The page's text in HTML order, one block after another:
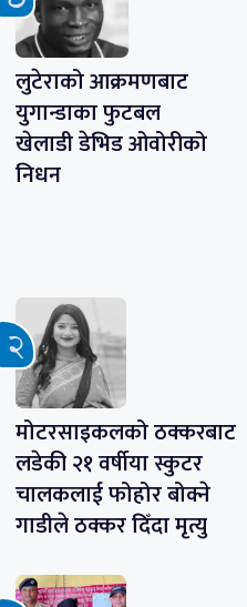
लुटेराको आक्रमणबाट
युगान्डाका फुटबल
खेलाडी डेभिड ओवोरीको
निधन
मोटरसाइकलको ठक्करबाट
लडेकी २१ वर्षीया स्कुटर
चालकलाई फोहोर बोक्ने
गाडीले ठक्कर दिँदा मृत्यु